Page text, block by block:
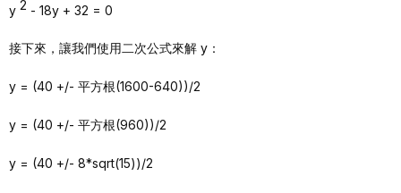
y 2 - 18y + 32 = 0
接下來，讓我們使用二次公式來解 y：
y = (40 +/- 平方根(1600-640))/2
y = (40 +/- 平方根(960))/2
y = (40 +/- 8*sqrt(15))/2